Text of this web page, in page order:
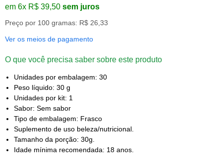
em 6x R$ 39,50 sem juros
Preço por 100 gramas: R$ 26,33
Ver os meios de pagamento
O que você precisa saber sobre este produto
Unidades por embalagem: 30
Peso líquido: 30 g
Unidades por kit: 1
Sabor: Sem sabor
Tipo de embalagem: Frasco
Suplemento de uso beleza/nutricional.
Tamanho da porção: 30g.
Idade mínima recomendada: 18 anos.